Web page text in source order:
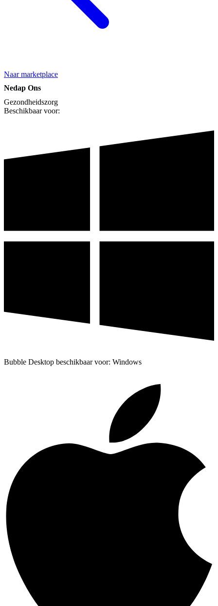
Naar marketplace
Nedap Ons
Gezondheidszorg
Beschikbaar voor:
Bubble Desktop beschikbaar voor: Windows